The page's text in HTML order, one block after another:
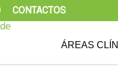
CONTACTOS
ÁREAS